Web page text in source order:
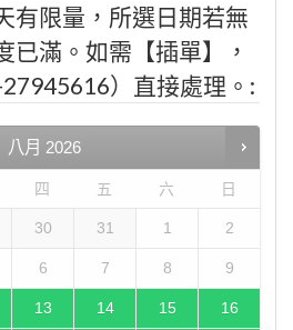
有限量，所選日期若無
已滿。如需【插單】，
）直接處理。:
八月 2026
四 五 六 日
30 31 1 2
6 7 8 9
13 14 15 16